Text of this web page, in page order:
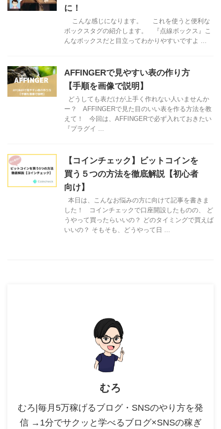
に！
こんな感じになります。 これを使うと便利な
ボックスタグの紹介します。 『点線ボックス』こ
んなボックスだと目立ってわかりやすいですよ ...
AFFINGERで見やすい表の作り方
【手順を画像で説明】
どうしても表だけが上手く作れない人いませんか
ー？ AFFINGERで見た目のいい表を作る方法を教
えて！ 今回は、AFFINGERで必ず入れておきたい
『プラグイ ...
【コインチェック】ビットコインを
買う５つの方法を徹底解説【初心者
向け】
本日は、こんなお悩みの方に向けて記事を書きま
した！ コインチェックで口座開設したものの、 ど
うやって買ったらいいの？ どのタイミングで買えば
いいの？ そもそも、どうやって日 ...
むろ
むろ|毎月5万稼げるブログ・SNSのやり方を発
信 →1分でサクッと学べるブログ×SNSの稼ぎ